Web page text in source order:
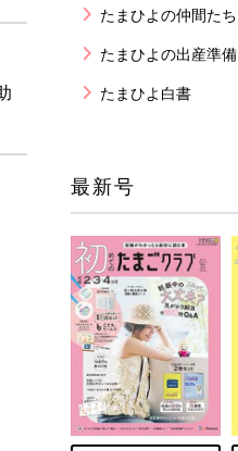
たまひよの仲間たち
たまひよの出産準備
たまひよ白書
最新号